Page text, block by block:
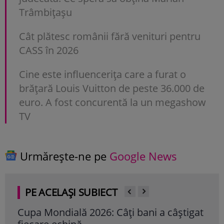
Trâmbițașu
Cât plătesc românii fără venituri pentru
CASS în 2026
Cine este influencerița care a furat o
brățară Louis Vuitton de peste 36.000 de
euro. A fost concurentă la un megashow
TV
Urmărește-ne pe Google News
PE ACELAȘI SUBIECT
Cupa Mondială 2026: Câți bani a câștigat